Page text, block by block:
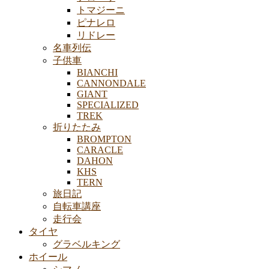
トマジーニ
ピナレロ
リドレー
名車列伝
子供車
BIANCHI
CANNONDALE
GIANT
SPECIALIZED
TREK
折りたたみ
BROMPTON
CARACLE
DAHON
KHS
TERN
旅日記
自転車講座
走行会
タイヤ
グラベルキング
ホイール